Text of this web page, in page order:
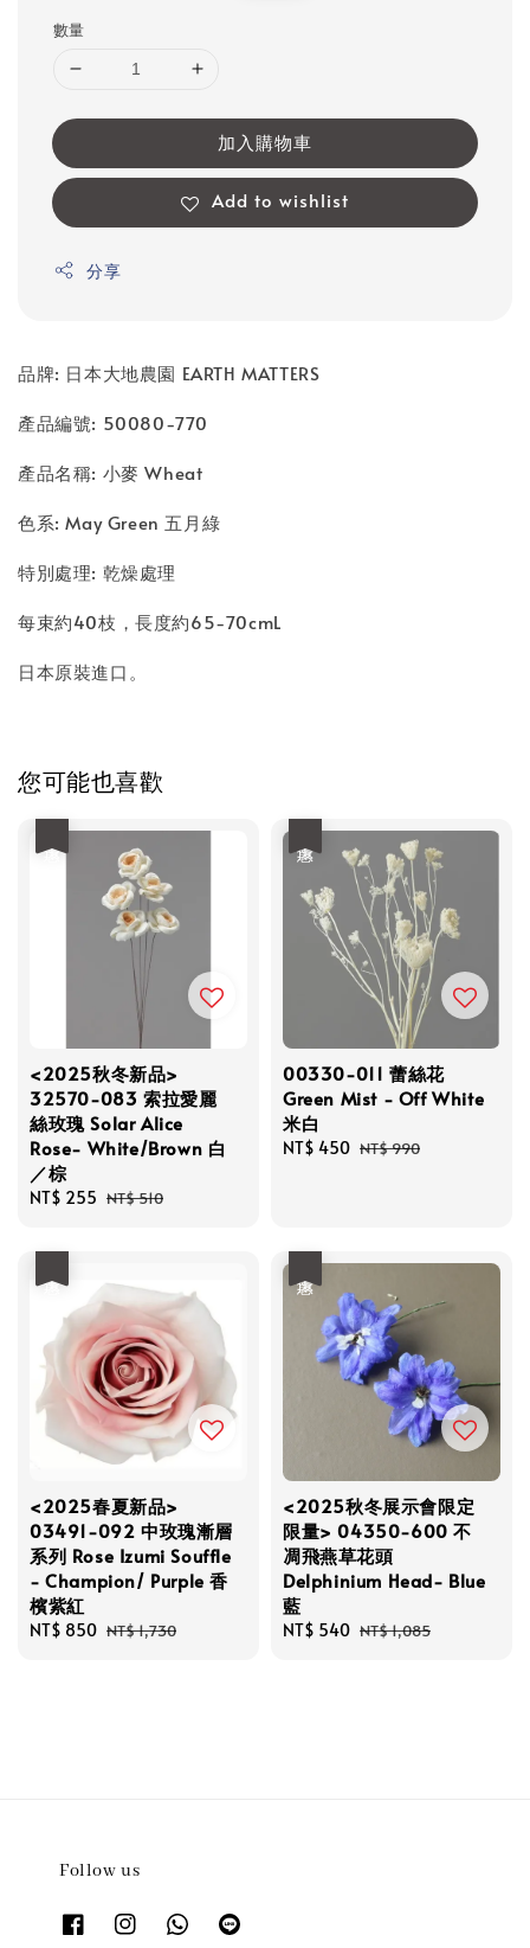
數量
加入購物車
Add to wishlist
分享
品牌: 日本大地農園 EARTH MATTERS
產品編號: 50080-770
產品名稱: 小麥 Wheat
色系: May Green 五月綠
特別處理: 乾燥處理
每束約40枝，長度約65-70cmL
日本原裝進口。
您可能也喜歡
<2025秋冬新品>
32570-083 索拉愛麗
絲玫瑰 Solar Alice
Rose- White/Brown 白
／棕
Sale
NT$ 255 Regular
NT$ 510
00330-011 蕾絲花
Green Mist - Off White
米白
Sale
NT$ 450 Regular
NT$ 990
<2025春夏新品>
03491-092 中玫瑰漸層
系列 Rose Izumi Souffle
- Champion/ Purple 香
檳紫紅
Sale
NT$ 850 Regular
NT$ 1,730
<2025秋冬展示會限定
限量> 04350-600 不
凋飛燕草花頭
Delphinium Head- Blue
藍
Sale
NT$ 540 Regular
NT$ 1,085
Follow us